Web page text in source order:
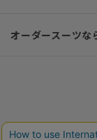
オーダースーツな